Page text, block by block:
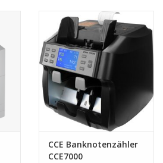
CCE Banknotenzähler
CCE7000